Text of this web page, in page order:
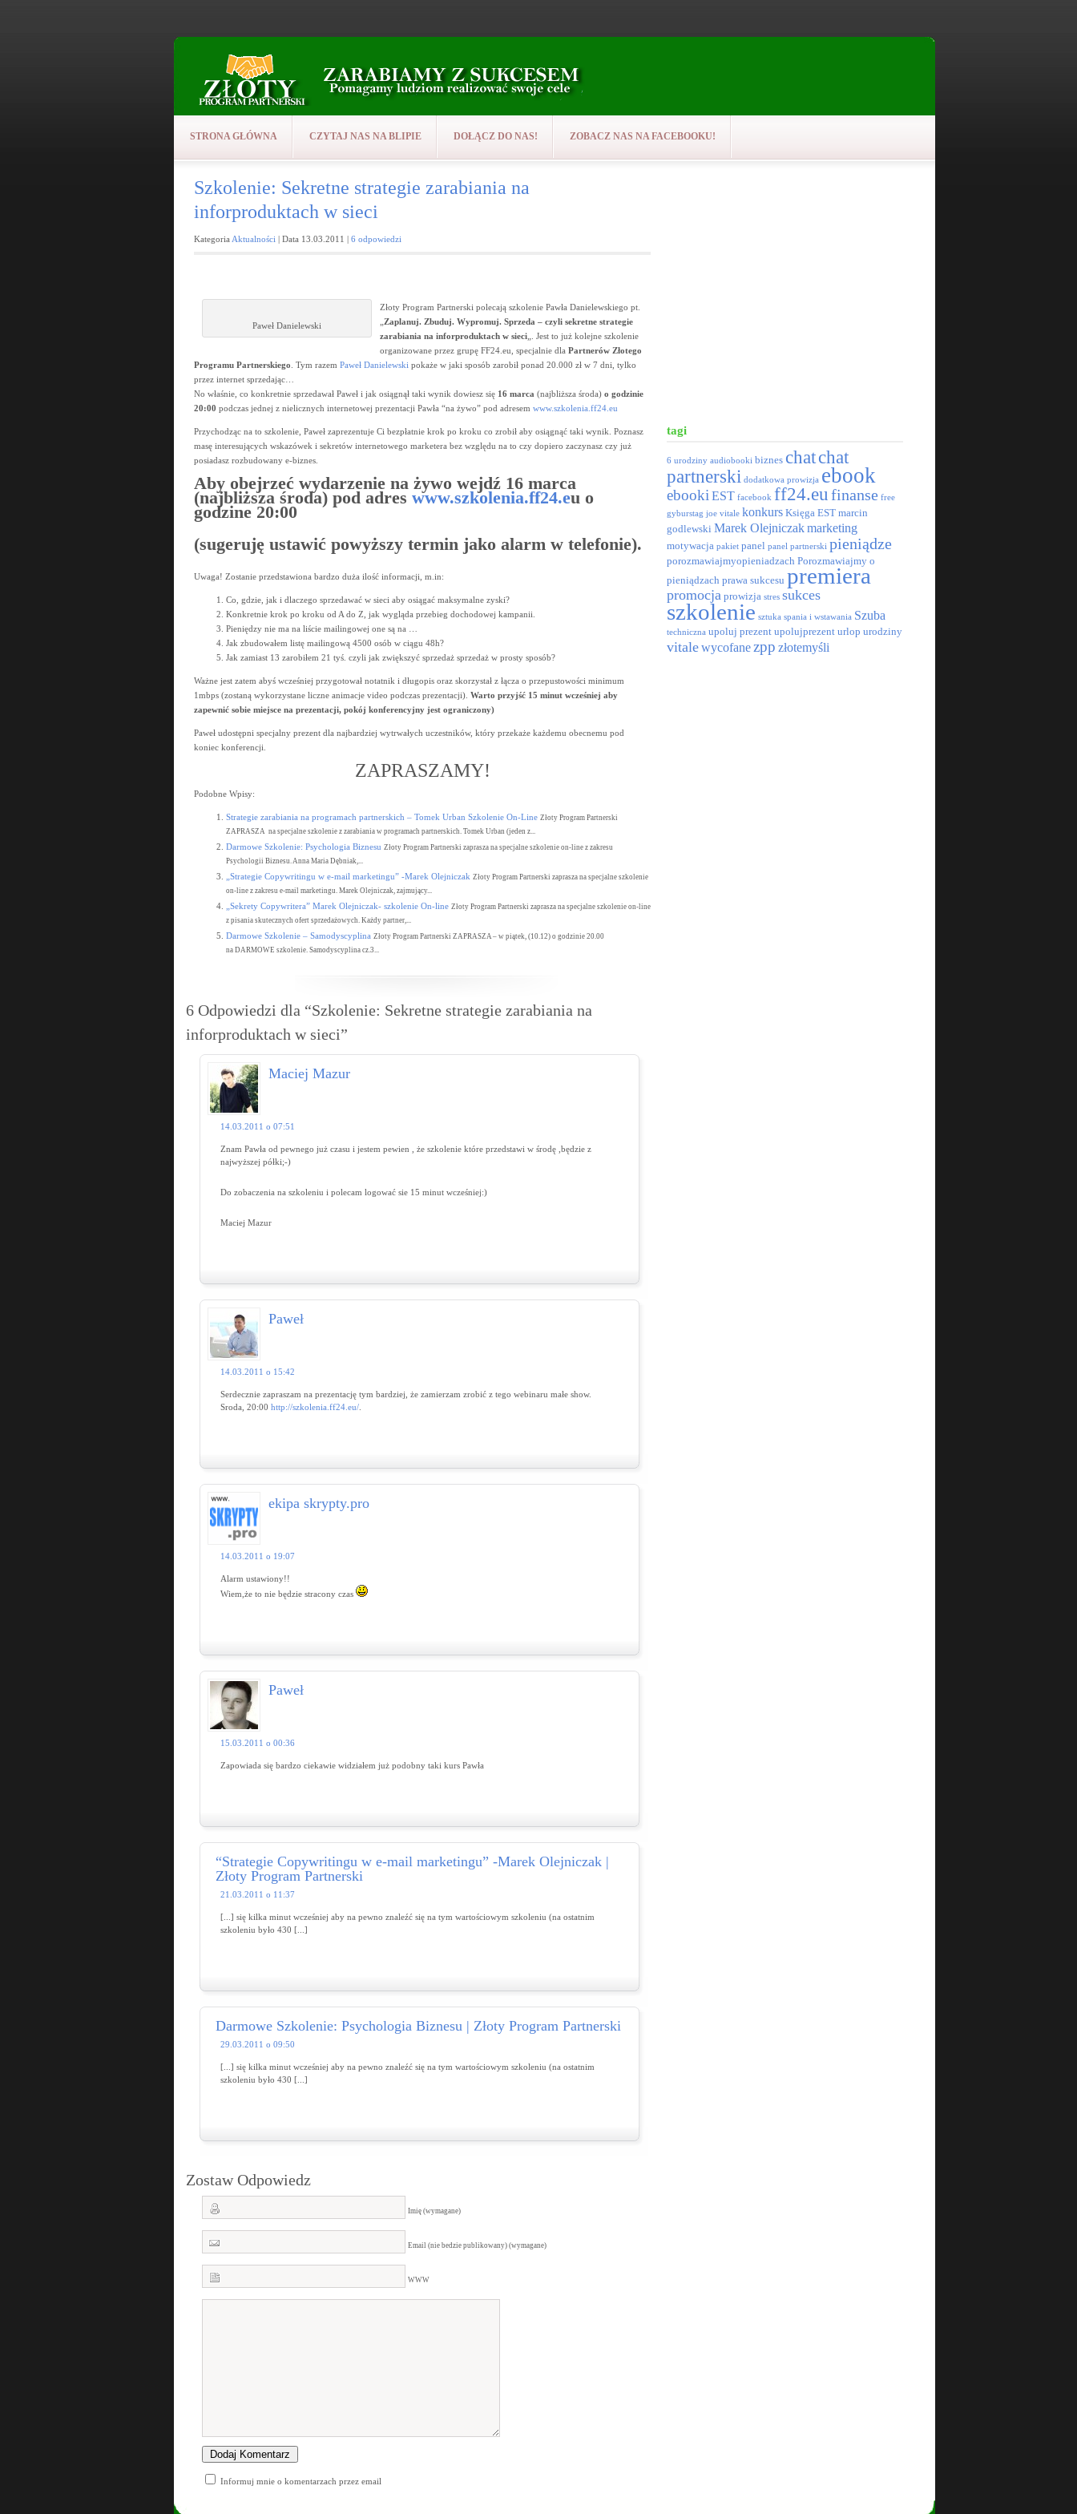
STRONA GŁÓWNA CZYTAJ NAS NA BLIPIE DOŁĄCZ DO NAS! ZOBACZ NAS NA FACEBOOKU!
Szkolenie: Sekretne strategie zarabiania na
inforproduktach w sieci
Kategoria Aktualności | Data 13.03.2011 | 6 odpowiedzi
Paweł Danielewski
Złoty Program Partnerski polecają szkolenie Pawła Danielewskiego pt.
Zaplanuj. Zbuduj. Wypromuj. Sprzeda – czyli sekretne strategie
zarabiania na inforproduktach w sieci „. Jest to już kolejne szkolenie
organizowane przez grupę FF24.eu, specjalnie dla Partnerów Złotego
Programu Partnerskiego . Tym razem Paweł Danielewski pokaże w jaki sposób zarobił ponad 20.000 zł w 7 dni, tylko
przez internet sprzedając…
No właśnie, co konkretnie sprzedawał Paweł i jak osiągnął taki wynik dowiesz się 16 marca (najbliższa środa) o godzinie
20:00 podczas jednej z nielicznych internetowej prezentacji Pawła “na żywo” pod adresem www.szkolenia.ff24.eu
Przychodząc na to szkolenie, Paweł zaprezentuje Ci bezpłatnie krok po kroku co zrobił aby osiągnąć taki wynik. Poznasz
masę interesujących wskazówek i sekretów internetowego marketera bez względu na to czy dopiero zaczynasz czy już
posiadasz rozbudowany e-biznes.
Aby obejrzeć wydarzenie na żywo wejdź 16 marca
(najbliższa środa) pod adres www.szkolenia.ff24.eu o
godzine 20:00
(sugeruję ustawić powyższy termin jako alarm w telefonie).
Uwaga! Zostanie przedstawiona bardzo duża ilość informacji, m.in:
Co, gdzie, jak i dlaczego sprzedawać w sieci aby osiągać maksymalne zyski?
Konkretnie krok po kroku od A do Z, jak wygląda przebieg dochodowej kampanii.
Pieniędzy nie ma na liście mailingowej one są na …
Jak zbudowałem listę mailingową 4500 osób w ciągu 48h?
Jak zamiast 13 zarobiłem 21 tyś. czyli jak zwiększyć sprzedaż sprzedaż w prosty sposób?
Ważne jest zatem abyś wcześniej przygotował notatnik i długopis oraz skorzystał z łącza o przepustowości minimum
1mbps (zostaną wykorzystane liczne animacje video podczas prezentacji). Warto przyjść 15 minut wcześniej aby
zapewnić sobie miejsce na prezentacji, pokój konferencyjny jest ograniczony)
Paweł udostępni specjalny prezent dla najbardziej wytrwałych uczestników, który przekaże każdemu obecnemu pod
koniec konferencji.
ZAPRASZAMY!
Podobne Wpisy:
Strategie zarabiania na programach partnerskich – Tomek Urban Szkolenie On-Line Złoty Program Partnerski
ZAPRASZA na specjalne szkolenie z zarabiania w programach partnerskich. Tomek Urban (jeden z...
Darmowe Szkolenie: Psychologia Biznesu Złoty Program Partnerski zaprasza na specjalne szkolenie on-line z zakresu
Psychologii Biznesu. Anna Maria Dębniak,...
„Strategie Copywritingu w e-mail marketingu” -Marek Olejniczak Złoty Program Partnerski zaprasza na specjalne szkolenie
on-line z zakresu e-mail marketingu. Marek Olejniczak, zajmujący...
„Sekrety Copywritera” Marek Olejniczak- szkolenie On-line Złoty Program Partnerski zaprasza na specjalne szkolenie on-line
z pisania skutecznych ofert sprzedażowych. Każdy partner,...
Darmowe Szkolenie – Samodyscyplina Złoty Program Partnerski ZAPRASZA – w piątek, (10.12) o godzinie 20.00
na DARMOWE szkolenie. Samodyscyplina cz.3...
6 Odpowiedzi dla “Szkolenie: Sekretne strategie zarabiania na
inforproduktach w sieci”
Maciej Mazur
14.03.2011 o 07:51
Znam Pawła od pewnego już czasu i jestem pewien , że szkolenie które przedstawi w środę ,będzie z
najwyższej półki;-)
Do zobaczenia na szkoleniu i polecam logować sie 15 minut wcześniej:)
Maciej Mazur
Paweł
14.03.2011 o 15:42
Serdecznie zapraszam na prezentację tym bardziej, że zamierzam zrobić z tego webinaru małe show.
Sroda, 20:00http://szkolenia.ff24.eu/
ekipa skrypty.pro
14.03.2011 o 19:07
Alarm ustawiony!!
Wiem,że to nie będzie stracony czas
Paweł
15.03.2011 o 00:36
Zapowiada się bardzo ciekawie widziałem już podobny taki kurs Pawła
“Strategie Copywritingu w e-mail marketingu” -Marek Olejniczak |
Złoty Program Partnerski
21.03.2011 o 11:37
[...] się kilka minut wcześniej aby na pewno znaleźć się na tym wartościowym szkoleniu (na ostatnim
szkoleniu było 430 [...]
Darmowe Szkolenie: Psychologia Biznesu | Złoty Program Partnerski
29.03.2011 o 09:50
[...] się kilka minut wcześniej aby na pewno znaleźć się na tym wartościowym szkoleniu (na ostatnim
szkoleniu było 430 [...]
Zostaw Odpowiedz
Imię (wymagane)
Email (nie bedzie publikowany) (wymagane)
WWW
Informuj mnie o komentarzach przez email
tagi
6 urodziny audiobooki biznes chatchat
partnerski dodatkowa prowizja ebook
ebooki EST facebook ff24.eufinanse free
gyburstag joe vitale konkurs Księga EST marcin
godlewski Marek Olejniczakmarketing
motywacja pakiet panel panel partnerski pieniądze
porozmawiajmyopieniadzach Porozmawiajmy o
pieniądzach prawa sukcesu premiera
promocja prowizja stres sukces
szkolenie sztuka spania i wstawania Szuba
techniczna upoluj prezent upolujprezent urlop urodziny
vitalewycofanezpp złotemyśli